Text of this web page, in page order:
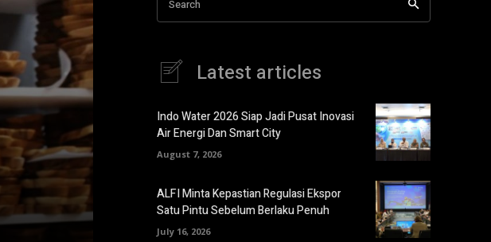
Search
Latest articles
Indo Water 2026 Siap Jadi Pusat Inovasi
Air Energi Dan Smart City
August 7, 2026
ALFI Minta Kepastian Regulasi Ekspor
Satu Pintu Sebelum Berlaku Penuh
July 16, 2026